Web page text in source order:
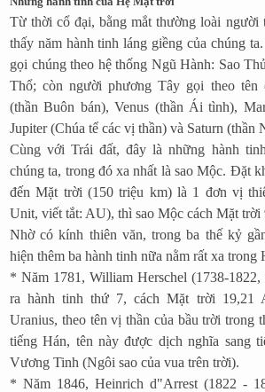
Từ thời cổ đại, bằng mắt thường loài người
thấy năm hành tinh láng giềng của chúng
gọi chúng theo hệ thống Ngũ Hành: Sao
Thổ; còn người phương Tây gọi theo tên
(thần Buôn bán), Venus (thần Ái tình),
Jupiter (Chúa tể các vị thần) và Saturn (thần
Cùng với Trái đất, đây là những hành
chúng ta, trong đó xa nhất là sao Mộc. Đặt
đến Mặt trời (150 triệu km) là 1 đơn vị
Unit, viết tắt: AU), thì sao Mộc cách Mặt trời
Nhờ có kính thiên văn, trong ba thế kỷ
hiện thêm ba hành tinh nữa nằm rất xa trong
* Năm 1781, William Herschel (1738-
ra hành tinh thứ 7, cách Mặt trời 19,21
Uranius, theo tên vị thần của bầu trời trong
tiếng Hán, tên này được dịch nghĩa sang
Vương Tinh (Ngôi sao của vua trên trời).
* Năm 1846, Heinrich d"Arrest (1822 -